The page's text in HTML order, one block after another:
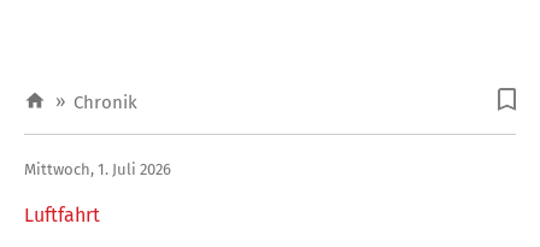
» Chronik
Luftfahrt
Mittwoch, 1. Juli 2026